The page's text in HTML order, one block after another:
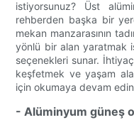
istiyorsunuz? Üst
rehberden başka bir
mekan manzarasının
yönlü bir alan yaratmak
seçenekleri sunar.
keşfetmek ve yaşam
için okumaya devam
- Alüminyum güneş